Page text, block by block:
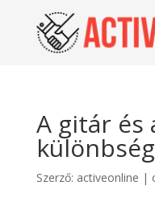
A gitár és
különbség
Szerző: activeonline |